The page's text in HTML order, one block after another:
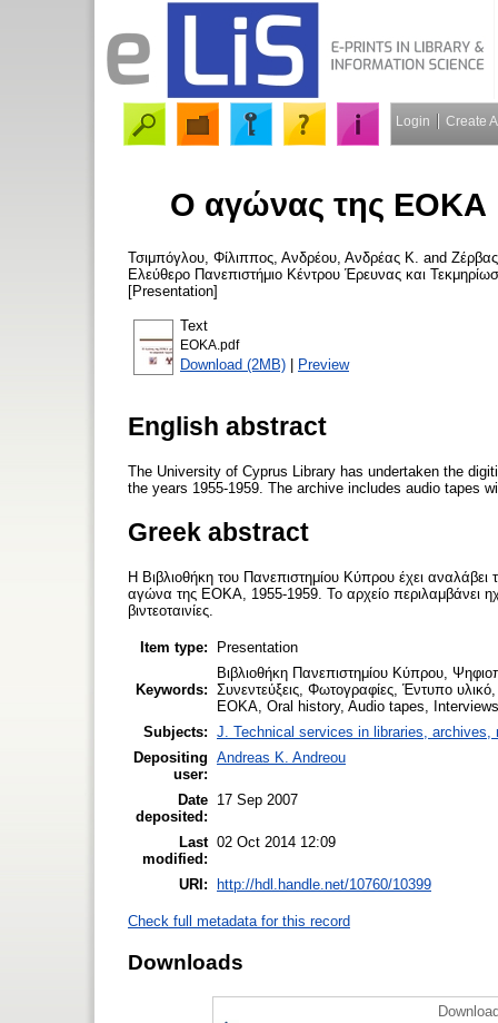
Login Create
Ο αγώνας της ΕΟΚΑ
Τσιμπόγλου, Φίλιππος Ανδρέου, Ανδρέας Κ. and
Ελεύθερο Πανεπιστήμιο Κέντρου Έρευνας και
[Presentation]
Text
EOKA.pdf
Download (2MB) | Preview
English abstract
The University of Cyprus Library has undertaken the
the years 1955-1959. The archive includes audio tapes
Greek abstract
Η Βιβλιοθήκη του Πανεπιστημίου Κύπρου έχει
αγώνα της ΕΟΚΑ, 1955-1959. Το αρχείο περιλαμβάνει
βιντεοταινίες.
Item type: Presentation
Keywords:
Βιβλιοθήκη Πανεπιστημίου Κύπρου,
Συνεντεύξεις, Φωτογραφίες, Έντυπο
EOKA, Oral history, Audio tapes,
Subjects: J. Technical services in libraries, archives,
Depositing
user:
Andreas K. Andreou
Date
deposited:
17 Sep 2007
Last
modified:
02 Oct 2014 12:09
URI: http://hdl.handle.net/10760/10399
Check full metadata for this record
Downloads